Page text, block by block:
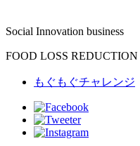
Social Innovation business
FOOD LOSS REDUCTION
もぐもぐチャレンジ